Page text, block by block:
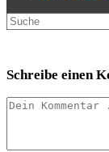
Schreibe einen
Kommentieren